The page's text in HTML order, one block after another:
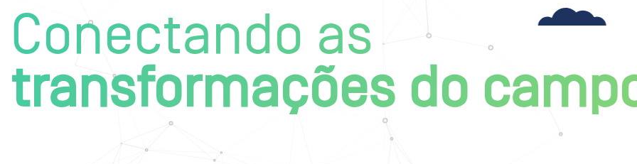
Conectando as
transformações do